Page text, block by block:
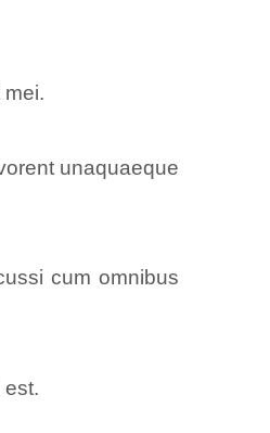
unaquaeque
cum omnibus
est.